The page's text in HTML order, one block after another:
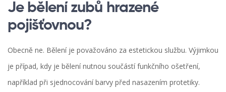
Je bělení zubů hrazené
pojišťovnou?
Obecně ne. Bělení je považováno za estetickou službu. Výjimkou
je případ, kdy je bělení nutnou součástí funkčního ošetření,
například při sjednocování barvy před nasazením protetiky.